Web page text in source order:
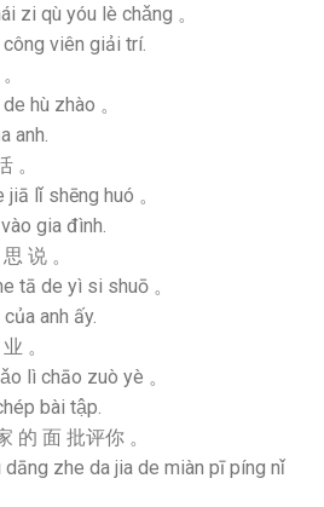
zi qù yóu lè chǎng 。
viên giải trí.
hù zhào 。
anh.
。
lǐ shēng huó 。
gia đình.
说 。
tā de yì si shuō 。
anh ấy.
。
lì chāo zuò yè 。
bài tập.
的 面 批评你 。
zhe da jia de miàn pī píng nǐ